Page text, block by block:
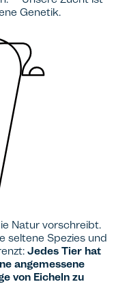
Genetik.
Natur vorschreibt.
seltene Spezies und
Jedes Tier hat
angemessene
von Eicheln zu